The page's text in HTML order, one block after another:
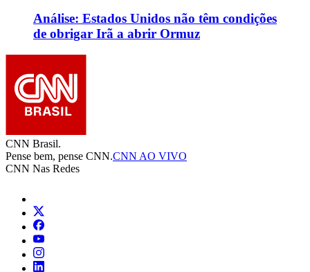
Análise: Estados Unidos não têm condições
de obrigar Irã a abrir Ormuz
CNN Brasil.
Pense bem, pense CNN.CNN AO VIVO
CNN Nas Redes